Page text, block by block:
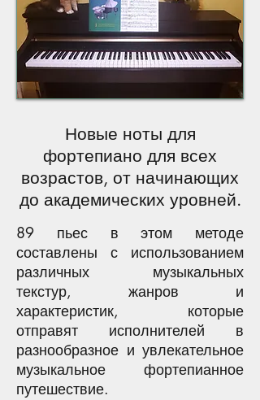
Новые ноты для
фортепиано для всех
возрастов, от начинающих
до академических уровней.
89 пьес в этом методе
составлены с использованием
различных музыкальных
текстур, жанров и
характеристик, которые
отправят исполнителей в
разнообразное и увлекательное
музыкальное фортепианное
путешествие.